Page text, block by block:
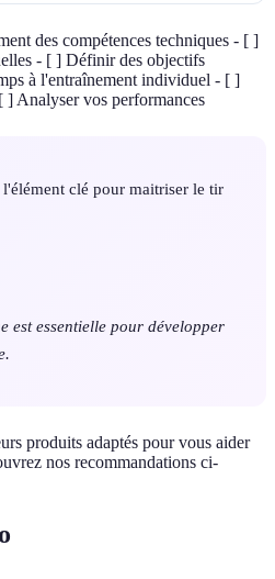
des compétences techniques - [ ]
- [ ] Définir des objectifs
à l'entraînement individuel - [ ]
] Analyser vos performances
l'élément clé pour maitriser le tir
est essentielle pour développer
produits adaptés pour vous aider
nos recommandations ci-